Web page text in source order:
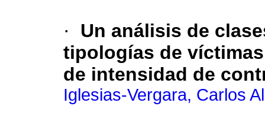
·
Un análisis de
tipologías de
de intensidad de
Iglesias-Vergara, Carlos